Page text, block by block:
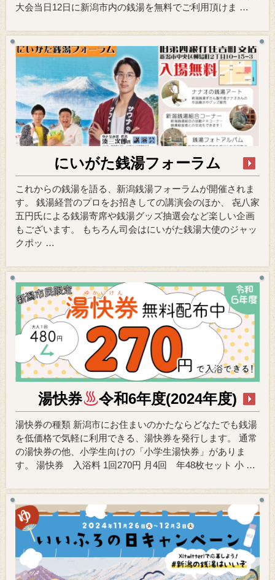
大会当日12日に新潟市内の銭湯を無料でご利用頂けま …
にいがた銭湯フォーラム
これからの銭湯を語る、新潟銭湯フォーラムが開催されま
す。 銭湯経営のプロをお招きしての講演会のほか、 㐂八家
五円氏による銭湯寄席や銭湯グッズ抽選会など楽しい企画
もございます。 もちろん司会はにいがた銭湯大使のジャッ
クポッ …
湯快券 令和6年度(2024年度)
湯快券の種類 新潟市にお住まいのかたならどなたでも銭湯
を低価格で気軽に利用できる、湯快券を発行します。 通常
の湯快券の他、小学生向けの「小学生湯快券」がありま
す。 湯快券 入浴料 1回270円 月4回 年48枚セット 小 …